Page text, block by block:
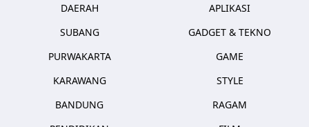
DAERAH
SUBANG
PURWAKARTA
KARAWANG
BANDUNG
APLIKASI
GADGET & TEKNO
GAME
STYLE
RAGAM